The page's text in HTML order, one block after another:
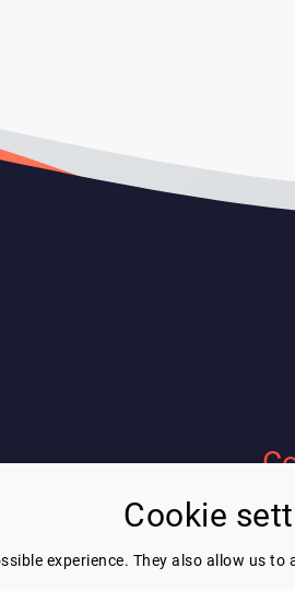
Cookie
experience. They also allow us